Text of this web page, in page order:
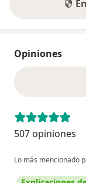
Opiniones
507 opiniones
Lo más mencionado